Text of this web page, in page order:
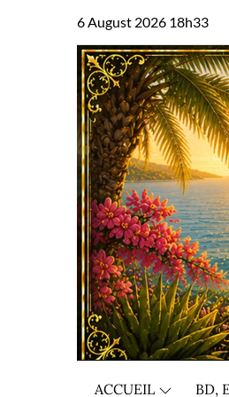
6 August 2026 18h33
ACCUEIL BD,